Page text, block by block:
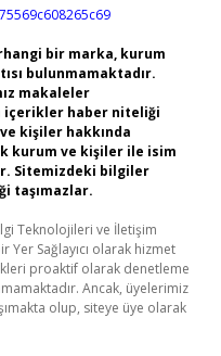
bir marka, kurum
bulunmamaktadır.
makaleler
içerikler haber niteliği
kişiler hakkında
kurum ve kişiler ile isim
Sitemizdeki bilgiler
taşımazlar.
Teknolojileri ve İletişim
Yer Sağlayıcı olarak hizmet
proaktif olarak denetleme
Ancak, üyelerimiz
olup, siteye üye olarak